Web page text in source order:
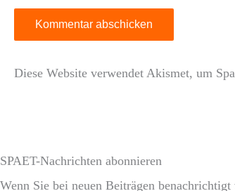
Diese Website verwendet Akismet, um
SPAET-Nachrichten abonnieren
Wenn Sie bei neuen Beiträgen